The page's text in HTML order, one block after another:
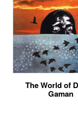
The World of
Gaman